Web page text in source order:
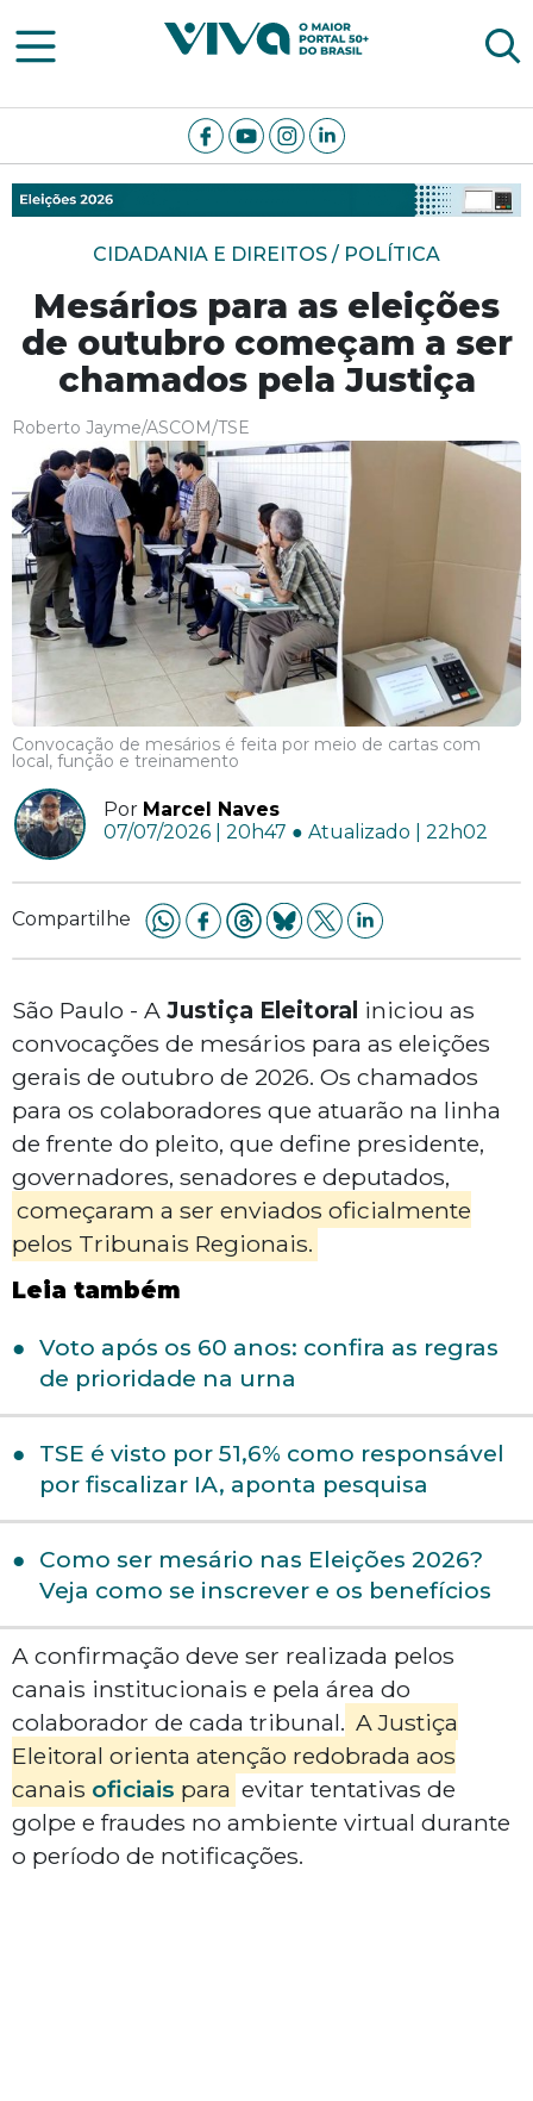
Viva Notícias
CIDADANIA E DIREITOS / POLÍTICA
Mesários para as eleições
de outubro começam a ser
chamados pela Justiça
Roberto Jayme/ASCOM/TSE
Convocação de mesários é feita por meio de cartas com
local, função e treinamento
Por Marcel Naves
07/07/2026 | 20h47 ● Atualizado | 22h02
Compartilhe
São Paulo - A Justiça Eleitoral iniciou as
convocações de mesários para as eleições
gerais de outubro de 2026. Os chamados
para os colaboradores que atuarão na linha
de frente do pleito, que define presidente,
governadores, senadores e deputados,
começaram a ser enviados oficialmente
pelos Tribunais Regionais.
Leia também
Voto após os 60 anos: confira as regras
de prioridade na urna
TSE é visto por 51,6% como responsável
por fiscalizar IA, aponta pesquisa
Como ser mesário nas Eleições 2026?
Veja como se inscrever e os benefícios
A confirmação deve ser realizada pelos
canais institucionais e pela área do
colaborador de cada tribunal. A Justiça
Eleitoral orienta atenção redobrada aos
canais oficiais para evitar tentativas de
golpe e fraudes no ambiente virtual durante
o período de notificações.